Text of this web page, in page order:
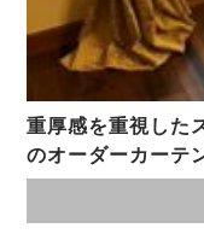
重厚感を重視した
のオーダーカーテ